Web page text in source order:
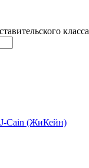
класса
Cain (ЖиКейн)